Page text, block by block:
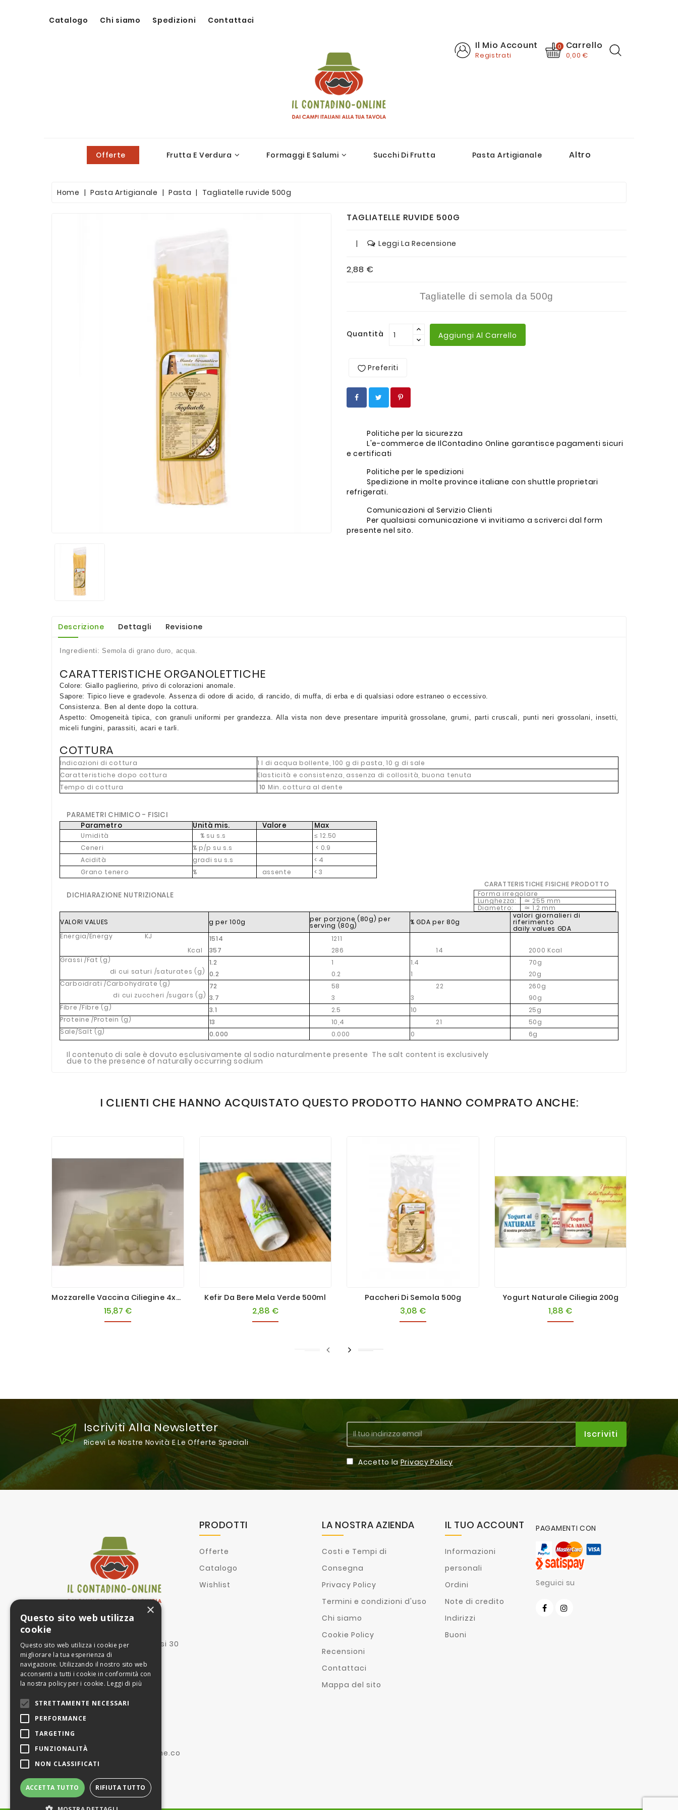
Catalogo Chi siamo Spedizioni Contattaci
Il Mio Account
Registrati
0 Carrello
0,00 €
Offerte Frutta E Verdura Formaggi E Salumi Succhi Di Frutta Pasta Artigianale Altro
Home Pasta Artigianale Pasta Tagliatelle ruvide 500g
TAGLIATELLE RUVIDE 500G
| Leggi La Recensione
2,88 €
Tagliatelle di semola da 500g
Quantità Aggiungi Al Carrello
Preferiti
Politiche per la sicurezza
L'e-commerce de IlContadino Online garantisce pagamenti sicuri
e certificati
Politiche per le spedizioni
Spedizione in molte province italiane con shuttle proprietari
refrigerati.
Comunicazioni al Servizio Clienti
Per qualsiasi comunicazione vi invitiamo a scriverci dal form
presente nel sito.
Descrizione Dettagli Revisione
Ingredienti : Semola digrano duro, acqua.
CARATTERISTICHE ORGANOLETTICHE
Colore: Giallo paglierino, privo di colorazioni anomale.
Sapore: Tipico lieve e gradevole. Assenza di odore di acido, di rancido, di muffa, di erba e di qualsiasi odore estraneo o eccessivo.
Consistenza. Ben al dente dopo la cottura.
Aspetto: Omogeneità tipica, con granuli uniformi per grandezza. Alla vista non deve presentare impurità grossolane, grumi, parti cruscali, punti neri grossolani, insetti,
miceli fungini, parassiti, acari e tarli.
COTTURA
Indicazioni di cottura
1 l di acqua bollente, 100 g di pasta, 10 g di sale
Caratteristiche dopo cottura
Elasticità e consistenza, assenza di collosità, buona tenuta
Tempo di cottura
10 Min. cottura al dente
PARAMETRI CHIMICO - FISICI
Parametro
Unità mis. Valore Max
Umidità % su s.s
≤ 12.50
Ceneri
% p/p su s.s
< 0.9
Acidità
gradi su s.s
< 4
Grano tenero
% assente
< 3
CARATTERISTICHE FISICHE PRODOTTO
Forma irregolare
Lunghezza:
≃ 255 mm
Diametro:
≃ 1.2 mm
DICHIARAZIONE NUTRIZIONALE
VALORI VALUES g per 100g per porzione (80g) per
serving (80g) % GDA per 80g
valori giornalieri di
riferimento
daily values GDA
Energia/Energy
KJ 1514
1211
Kcal
357 286 14
2000 Kcal
Grassi /Fat (g)
1.2 1 1.4
70g
di cui saturi /saturates (g) 0.2 0.2 1
20g
Carboidrati /Carbohydrate (g)
72 58 22
260g
di cui zuccheri /sugars (g) 3.7 3 3
90g
Fibre /Fibre (g)
3.1 2.5 10
25g
Proteine /Protein (g)
13 10,4 21
50g
Sale/Salt (g)
0.000 0.000 0 6g
Il contenuto di sale è dovuto esclusivamente al sodio naturalmente presente The salt content is exclusively
due to the presence of naturally occurring sodium
I CLIENTI CHE HANNO ACQUISTATO QUESTO PRODOTTO HANNO COMPRATO ANCHE:
Mozzarelle Vaccina Ciliegine 4x250g
15,87 €Prezzo
Kefir Da Bere Mela Verde 500ml
2,88 €Prezzo
Paccheri Di Semola 500g
3,08 €Prezzo
Yogurt Naturale Ciliegia 200g
1,88 €Prezzo
Iscriviti Alla Newsletter
Ricevi Le Nostre Novità E Le Offerte Speciali
Accetto la Privacy Policy
Via corte dei mesagnesi 30
73100 Lecce Le
Gestione dell'attività:
GOOD SRL
P.IVA IT02472930185
27029 Vigevano
Pavia (IT)
(+39) 366 2626265
info@ilcontadino-online.co
m
PRODOTTI
Offerte
Catalogo
Wishlist
LA NOSTRA AZIENDA
Costi e Tempi di
Consegna
Privacy Policy
Termini e condizioni d'uso
Chi siamo
Cookie Policy
Recensioni
Contattaci
Mappa del sito
IL TUO ACCOUNT
Informazioni
personali
Ordini
Note di credito
Indirizzi
Buoni
PAGAMENTI CON
Seguici su
×
Questo sito web utilizza
cookie
Questo sito web utilizza i cookie per
migliorare la tua esperienza di
navigazione. Utilizzando il nostro sito web
acconsenti a tutti i cookie in conformità con
la nostra policy per i cookie. Leggi di più
STRETTAMENTE NECESSARI
PERFORMANCE
TARGETING
FUNZIONALITÀ
NON CLASSIFICATI
ACCETTA TUTTO RIFIUTA TUTTO